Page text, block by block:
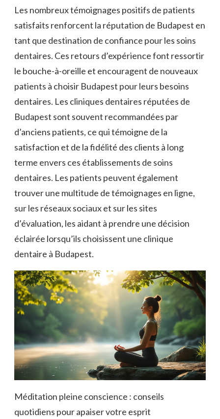
Les nombreux témoignages positifs de patients
satisfaits renforcent la réputation de Budapest en
tant que destination de confiance pour les soins
dentaires. Ces retours d’expérience font ressortir
le bouche-à-oreille et encouragent de nouveaux
patients à choisir Budapest pour leurs besoins
dentaires. Les cliniques dentaires réputées de
Budapest sont souvent recommandées par
d’anciens patients, ce qui témoigne de la
satisfaction et de la fidélité des clients à long
terme envers ces établissements de soins
dentaires. Les patients peuvent également
trouver une multitude de témoignages en ligne,
sur les réseaux sociaux et sur les sites
d’évaluation, les aidant à prendre une décision
éclairée lorsqu’ils choisissent une clinique
dentaire à Budapest.
Méditation pleine conscience : conseils
quotidiens pour apaiser votre esprit